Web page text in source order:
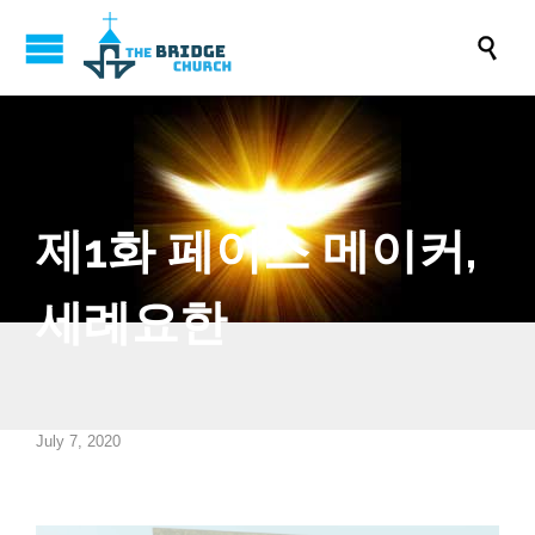

제1화 페이스 메이커,
세례요한
July 7, 2020